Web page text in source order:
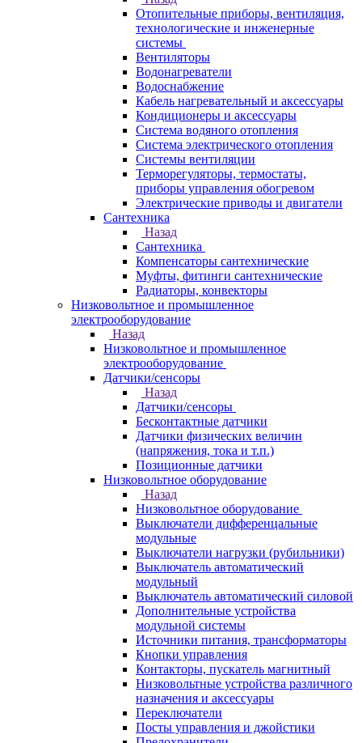
Отопительные приборы, вентиляция,
технологические и инженерные
системы
Вентиляторы
Водонагреватели
Водоснабжение
Кабель нагревательный и аксессуары
Кондиционеры и аксессуары
Система водяного отопления
Система электрического отопления
Системы вентиляции
Терморегуляторы, термостаты,
приборы управления обогревом
Электрические приводы и двигатели
Сантехника
Назад
Сантехника
Компенсаторы сантехнические
Муфты, фитинги сантехнические
Радиаторы, конвекторы
Низковольтное и промышленное
электрооборудование
Назад
Низковольтное и промышленное
электрооборудование
Датчики/сенсоры
Назад
Датчики/сенсоры
Бесконтактные датчики
Датчики физических величин
(напряжения, тока и т.п.)
Позиционные датчики
Низковольтное оборудование
Назад
Низковольтное оборудование
Выключатели дифференцальные
модульные
Выключатели нагрузки (рубильники)
Выключатель автоматический
модульный
Выключатель автоматический силовой
Дополнительные устройства
модульной системы
Источники питания, трансформаторы
Кнопки управления
Контакторы, пускатель магнитный
Низковольтные устройства различного
назначения и аксессуары
Переключатели
Посты управления и джойстики